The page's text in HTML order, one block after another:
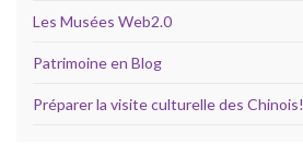
Les Musées Web2.0
Patrimoine en Blog
Préparer la visite culturelle des Chinois!